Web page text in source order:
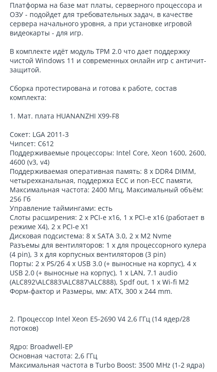
Платформа на базе мат платы, серверного процессора и
ОЗУ - подойдет для требовательных задач, в качестве
сервера начального уровня, а при установке игровой
видеокарты - для игр.
В комплекте идёт модуль TPM 2.0 что дает поддержку
чистой Windows 11 и современных онлайн игр с античит-
защитой.
Сборка протестирована и готова к работе, состав
комплекта:
1. Мат. плата HUANANZHI X99-F8
Сокет: LGA 2011-3
Чипсет: C612
Поддерживаемые процессоры: Intel Core, Xeon 1600, 2600,
4600 (v3, v4)
Поддерживаемая оперативная память: 8 х DDR4 DIMM,
четырехканальная, поддержка ECC и non-ECC памяти,
Максимальная частота: 2400 Мгц, Максимальный объём:
256 Гб
Управление таймингами: есть
Слоты расширения: 2 x PCI-e x16, 1 x PCI-e x16 (работает в
режиме X4), 2 x PCI-e X1
Дисковая подсистема: 8 x SATA 3.0, 2 x M2 Nvme
Разъемы для вентиляторов: 1 x для процессорного кулера
(4 pin), 3 x для корпусных вентиляторов (3 pin)
Порты: 2 x PS/2б 4 x USB 3.0 (+ выносные на корпус), 4 x
USB 2.0 (+ выносные на корпус), 1 x LAN, 7.1 audio
(ALC892\ALC883\ALC887\ALC888), Spdf out, 1 x Wi-fi M2
Форм-фактор и Размеры, мм: ATX, 300 x 244 mm.
2. Процессор Intel Xeon E5-2690 V4 2,6 ГГц (14 ядер/28
потоков)
Ядро: Broadwell-EP
Основная частота: 2,6 ГГц
Максимальная частота в Turbo Boost: 3500 MHz (1-2 ядра)